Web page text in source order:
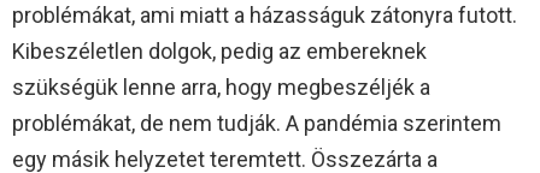
problémákat, ami miatt a házasságuk zátonyra futott.
Kibeszéletlen dolgok, pedig az embereknek
szükségük lenne arra, hogy megbeszéljék a
problémákat, de nem tudják. A pandémia szerintem
egy másik helyzetet teremtett. Összezárta a